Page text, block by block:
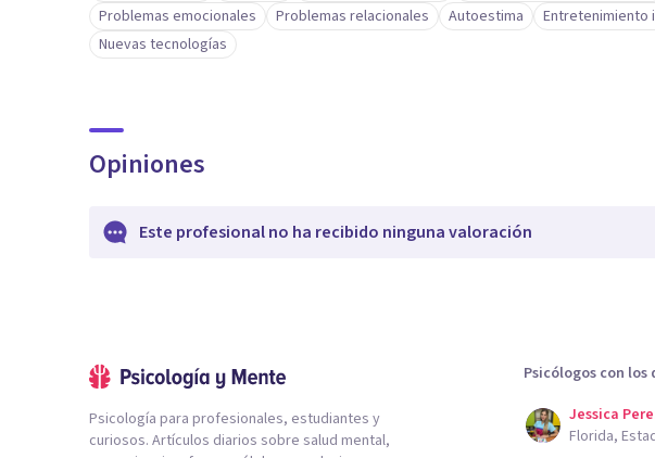
Problemas emocionales
Problemas relacionales Autoestima
Entretenimiento
Nuevas tecnologías
Opiniones
Este profesional no ha recibido ninguna valoración
Psicología para profesionales, estudiantes y
curiosos. Artículos diarios sobre salud mental,
Psicólogos con
Jessica
Florida,